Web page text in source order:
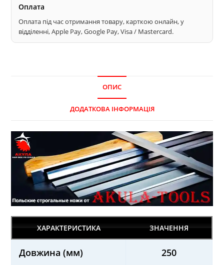
Оплата
Оплата під час отримання товару, карткою онлайн, у
відділенні, Apple Pay, Google Pay, Visa / Mastercard.
ОПИС
ДОДАТКОВА ІНФОРМАЦІЯ
ХАРАКТЕРИСТИКА ЗНАЧЕННЯ
Довжина (мм) 250